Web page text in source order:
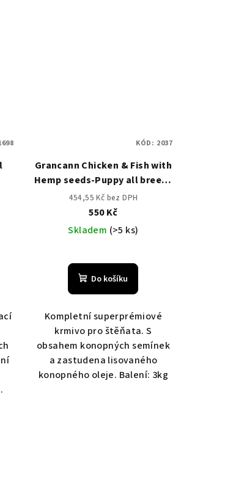
Grancann Chicken & Fish with
Hemp seeds-Puppy all breeds
- 3 kg
454,55 Kč bez DPH
550 Kč
Skladem (>5 ks)
Do košíku
Kompletní superprémiové
krmivo pro štěňata. S
obsahem konopných semínek
a zastudena lisovaného
konopného oleje. Balení: 3kg
KÓD: 2037